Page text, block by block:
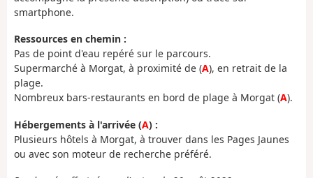
smartphone.
Ressources en chemin :
Pas de point d'eau repéré sur le parcours.
Supermarché à Morgat, à proximité de (A), en retrait de la
plage.
Nombreux bars-restaurants en bord de plage à Morgat (A).
Hébergements à l'arrivée (A) :
Plusieurs hôtels à Morgat, à trouver dans les Pages Jaunes
ou avec son moteur de recherche préféré.